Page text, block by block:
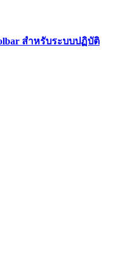
สำหรับระบบปฏิบัติ